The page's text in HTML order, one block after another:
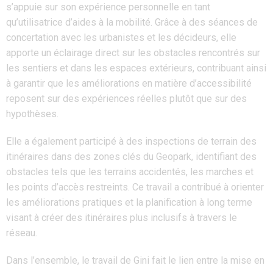
s’appuie sur son expérience personnelle en tant
qu’utilisatrice d’aides à la mobilité. Grâce à des séances de
concertation avec les urbanistes et les décideurs, elle
apporte un éclairage direct sur les obstacles rencontrés sur
les sentiers et dans les espaces extérieurs, contribuant ainsi
à garantir que les améliorations en matière d’accessibilité
reposent sur des expériences réelles plutôt que sur des
hypothèses.
Elle a également participé à des inspections de terrain des
itinéraires dans des zones clés du Geopark, identifiant des
obstacles tels que les terrains accidentés, les marches et
les points d’accès restreints. Ce travail a contribué à orienter
les améliorations pratiques et la planification à long terme
visant à créer des itinéraires plus inclusifs à travers le
réseau.
Dans l’ensemble, le travail de Gini fait le lien entre la mise en